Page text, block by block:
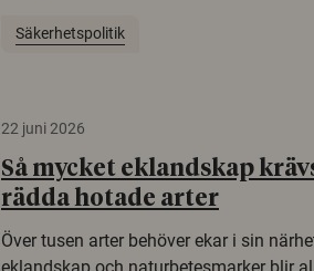
Säkerhetspolitik
22 juni 2026
Så mycket eklandskap
rädda hotade arter
Över tusen arter behöver ekar i sin